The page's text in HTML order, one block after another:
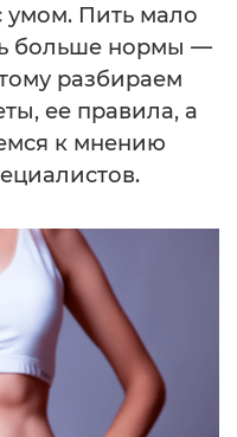
умом. Пить мало
больше нормы —
разбираем
ее правила, а
к мнению